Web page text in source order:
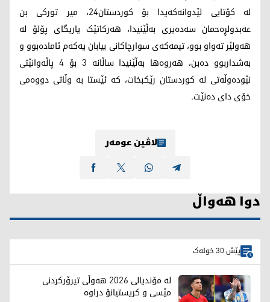
لە کۆتایی لێدوانەکەیدا بۆ کوردستان24، میر تورکی بن
عەبدولڕەحمان سەدەیری بەڵێنیدا، هەرکاتێک یاریگای پۆلۆ لە
هەولێر تەواو بوو، تیمەکەی سوارچاکانی بیابان یەکەم ئامادەبوو و
بەشداربوو دەبن، هەروەها بەڵێنیدا ساڵانە 3 بۆ 4 پاڵەوانێتی
نێودەوڵەتی لە کوردستان رێکبخات، کە ئێستا بە وڵاتی دووەمی
خۆی دای دەنێت.
لاڤین عومەر
دوا هەواڵ
پێش 30 خولەک
لە مۆندیالی 2026 هەوڵی تیرۆرکردنی
مێسی و کریستیانۆ دراوە